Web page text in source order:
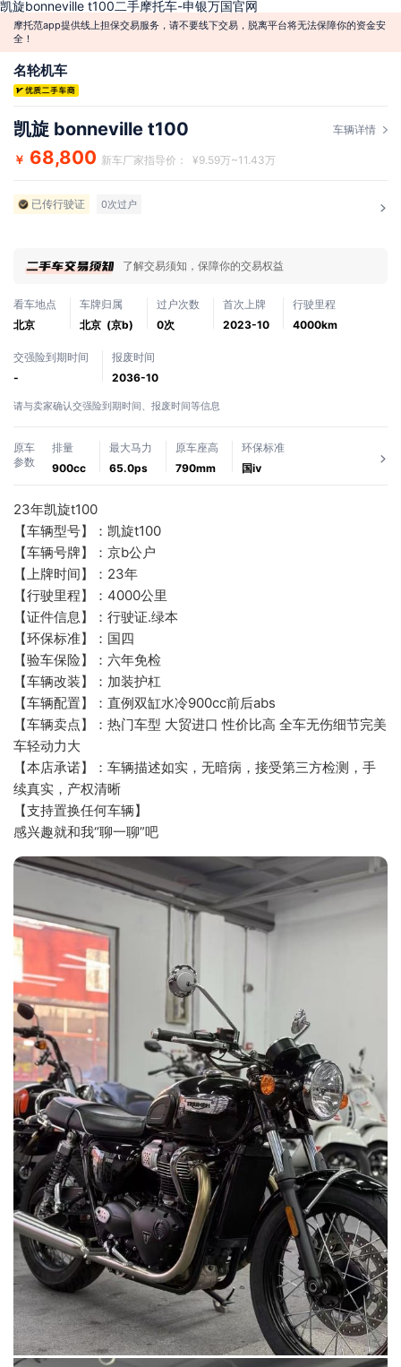
凯旋bonneville t100二手摩托车-申银万国官网
摩托范app提供线上担保交易服务，请不要线下交易，脱离平台将无法保障你的资金安
全！
名轮机车
凯旋 bonneville t100 车辆详情
￥ 68,800 新车厂家指导价： ¥9.59万~11.43万
已传行驶证 0次过户
了解交易须知，保障你的交易权益
看车地点
北京
车牌归属
北京 (京b)
过户次数
0次
首次上牌
2023-10
行驶里程
4000km
交强险到期时间
-
报废时间
2036-10
请与卖家确认交强险到期时间、报废时间等信息
原车
参数
排量
900cc
最大马力
65.0ps
原车座高
790mm
环保标准
国ⅳ
23年凯旋t100
【车辆型号】：凯旋t100
【车辆号牌】：京b公户
【上牌时间】：23年
【行驶里程】：4000公里
【证件信息】：行驶证.绿本
【环保标准】：国四
【验车保险】：六年免检
【车辆改装】：加装护杠
【车辆配置】：直例双缸水冷900cc前后abs
【车辆卖点】：热门车型 大贸进口 性价比高 全车无伤细节完美
车轻动力大
【本店承诺】：车辆描述如实，无暗病，接受第三方检测，手
续真实，产权清晰
【支持置换任何车辆】
感兴趣就和我“聊一聊”吧